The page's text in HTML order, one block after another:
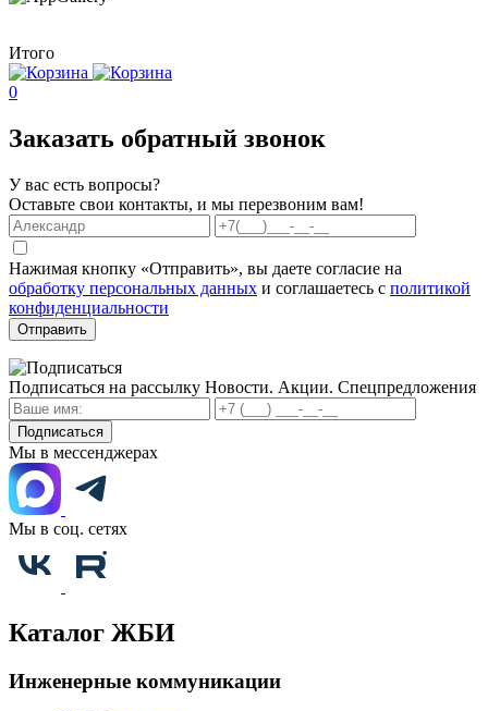
Итого
0
Заказать обратный звонок
У вас есть вопросы?
Оставьте свои контакты, и мы перезвоним вам!
Нажимая кнопку «Отправить», вы даете согласие на
обработку персональных данных и соглашаетесь с политикой
конфиденциальности
Отправить
Подписаться на рассылку Новости. Акции. Спецпредложения
Подписаться
Мы в мессенджерах
Мы в соц. сетях
Каталог ЖБИ
Инженерные коммуникации